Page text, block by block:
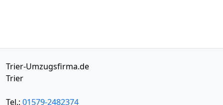
Trier-Umzugsfirma.de
Trier
Tel.: 01579-2482374